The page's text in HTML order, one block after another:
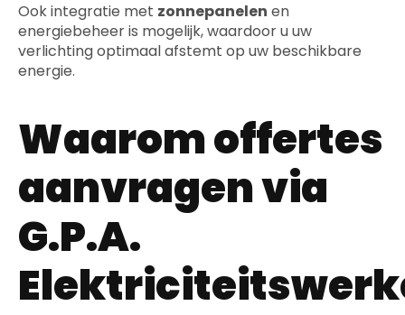
Ook integratie met zonnepanelen en
energiebeheer is mogelijk, waardoor u uw
verlichting optimaal afstemt op uw beschikbare
energie.
Waarom offertes
aanvragen via
G.P.A.